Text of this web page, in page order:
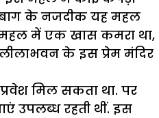
बाग के नजदीक यह महल
महल में एक खास कमरा था,
लीलाभवन के इस प्रेम मंदिर
मिल सकता था. पर
उपलब्ध रहती थीं. इस